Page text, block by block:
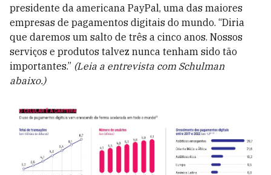
presidente da americana PayPal, uma das maiores
empresas de pagamentos digitais do mundo. “Diria
que daremos um salto de três a cinco anos. Nossos
serviços e produtos talvez nunca tenham sido tão
importantes.” (Leia a entrevista com Schulman
abaixo.)